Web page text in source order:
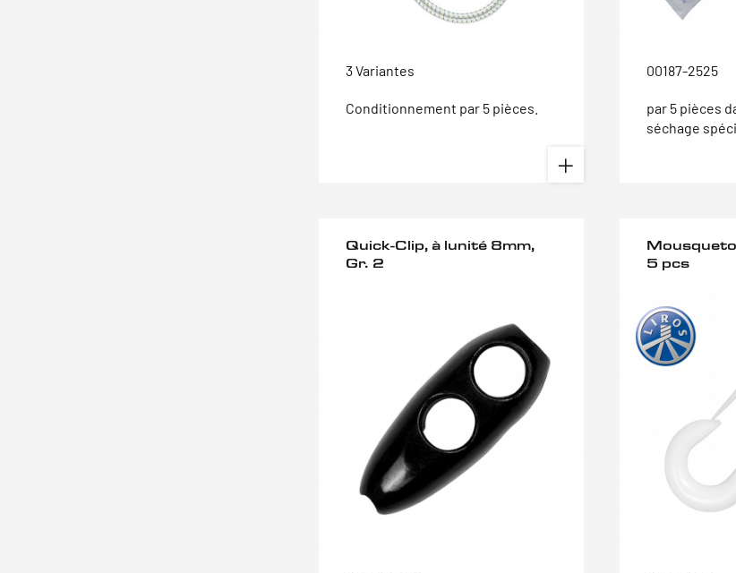
3 Variantes
Conditionnement par 5 pièces.
00187-2525
par 5 pièces
séchage
Quick-Clip, à lunité 8mm,
Gr. 2
5 pcs